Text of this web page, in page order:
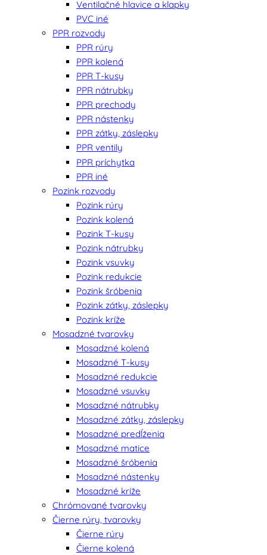
Ventilačné hlavice a klapky
PVC iné
PPR rozvody
PPR rúry
PPR kolená
PPR T-kusy
PPR nátrubky
PPR prechody
PPR nástenky
PPR zátky, záslepky
PPR ventily
PPR príchytka
PPR iné
Pozink rozvody
Pozink rúry
Pozink kolená
Pozink T-kusy
Pozink nátrubky
Pozink vsuvky
Pozink redukcie
Pozink šróbenia
Pozink zátky, záslepky
Pozink kríže
Mosadzné tvarovky
Mosadzné kolená
Mosadzné T-kusy
Mosadzné redukcie
Mosadzné vsuvky
Mosadzné nátrubky
Mosadzné zátky, záslepky
Mosadzné predĺženia
Mosadzné matice
Mosadzné šróbenia
Mosadzné nástenky
Mosadzné kríže
Chrómované tvarovky
Čierne rúry, tvarovky
Čierne rúry
Čierne kolená